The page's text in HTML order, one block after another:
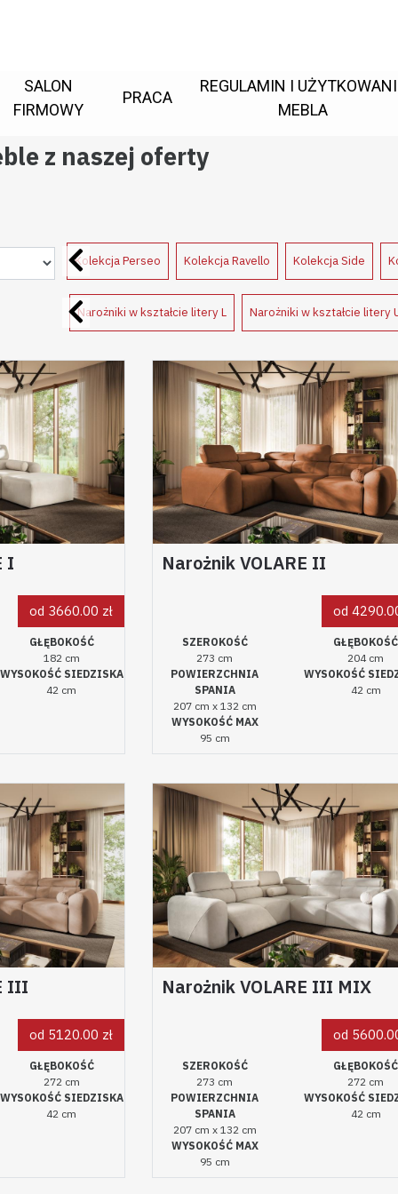
SALON
FIRMOWY
PRACA
REGULAMIN I
MEBLA
z naszej oferty
Pagano Kolekcja Perseo Kolekcja Ravello Kolekcja Side
Narożniki w kształcie litery L Narożniki w kształcie litery
I
od 3660.00 zł
GŁĘBOKOŚĆ
182 cm
WYSOKOŚĆ SIEDZISKA
42 cm
Narożnik VOLARE II
od
SZEROKOŚĆ
273 cm
GŁĘBOKOŚĆ
204 cm
POWIERZCHNIA
SPANIA
207 cm x 132 cm
WYSOKOŚĆ
42 cm
WYSOKOŚĆ MAX
95 cm
III
od 5120.00 zł
GŁĘBOKOŚĆ
272 cm
WYSOKOŚĆ SIEDZISKA
42 cm
Narożnik VOLARE III MIX
od
SZEROKOŚĆ
273 cm
GŁĘBOKOŚĆ
272 cm
POWIERZCHNIA
SPANIA
207 cm x 132 cm
WYSOKOŚĆ
42 cm
WYSOKOŚĆ MAX
95 cm